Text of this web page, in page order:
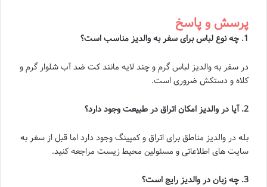
پرسش و پاسخ
1. چه نوع لباس برای سفر به والدیز مناسب است؟
در سفر به والدیز لباس گرم و چند لایه مانند کت ضد آب شلوار گرم و
کلاه و دستکش ضروری است.
2. آیا در والدیز امکان اتراق در طبیعت وجود دارد؟
بله در والدیز مناطق برای اتراق و کمپینگ وجود دارد اما قبل از سفر به
سایت های اطلاعاتی و مسئولین محیط زیست مراجعه کنید.
3. چه زبان در والدیز رایج است؟